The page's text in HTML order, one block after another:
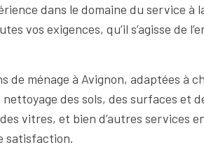
dans le domaine du service à
vos exigences, qu’il s’agisse de
de ménage à Avignon, adaptées à
des sols, des surfaces et
vitres, et bien d’autres services
satisfaction.